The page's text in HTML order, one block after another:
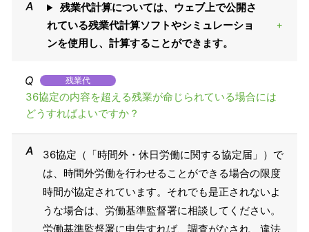
残業代計算については、ウェブ上で公開さ
れている残業代計算ソフトやシミュレーショ
ンを使用し、計算することができます。
残業代
36協定の内容を超える残業が命じられている場合には
どうすればよいですか？
36協定（「時間外・休日労働に関する協定届」）で
は、時間外労働を行わせることができる場合の限度
時間が協定されています。それでも是正されないよ
うな場合は、労働基準監督署に相談してください。
労働基準監督署に申告すれば、調査がなされ、違法